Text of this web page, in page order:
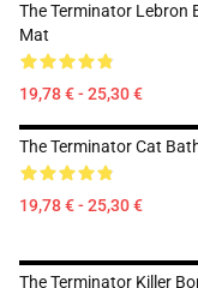
The Terminator Lebron
Mat
19,78 € - 25,30 €
The Terminator Cat
19,78 € - 25,30 €
The Terminator Killer